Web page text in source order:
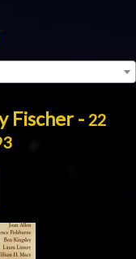
Fischer - 22